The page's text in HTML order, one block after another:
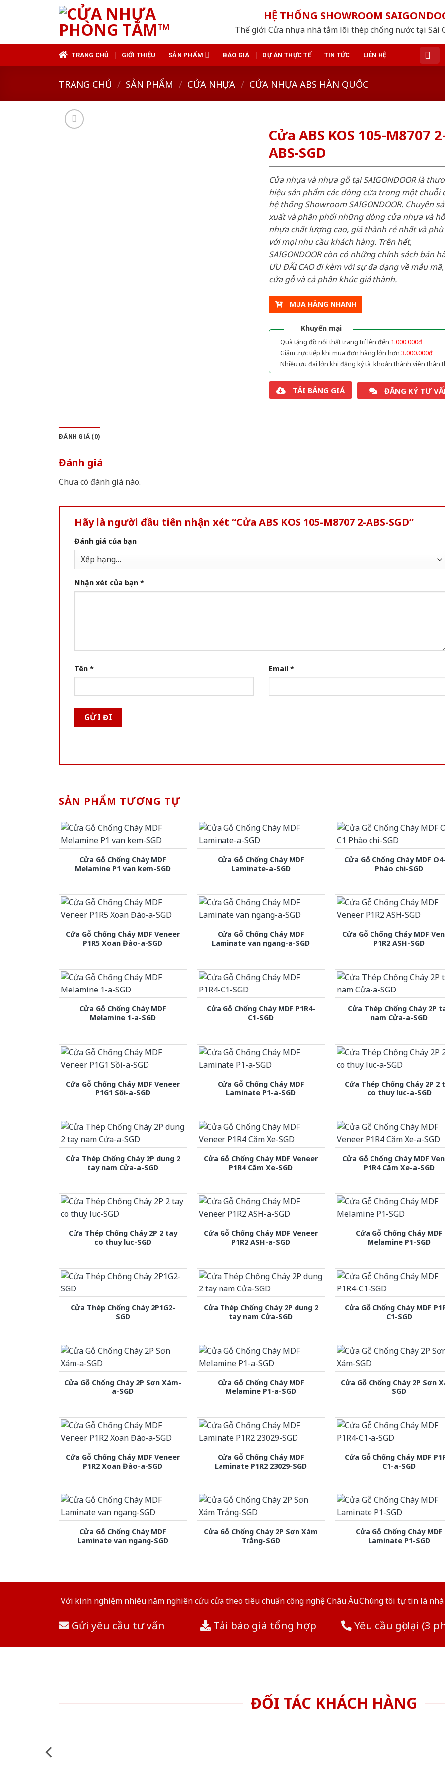
HỆ THỐNG SHOWROOM
Thế giới Cửa nhựa nhà tắm lõi thép chống nước tại Sài
TRANG CHỦ GIỚI THIỆU SẢN PHẨM BÁO GIÁ DỰ ÁN THỰC TẾ TIN TỨC LIÊN HỆ
TRANG CHỦ / SẢN PHẨM / CỬA NHỰA / CỬA NHỰA ABS HÀN QUỐC
Cửa ABS KOS 105-M8707
ABS-SGD
Cửa nhựa và nhựa gỗ tại SAIGONDOOR là
hiệu sản phẩm các dòng cửa trong một chuỗi
hệ thống Showroom SAIGONDOOR. Chuyên
xuất và phân phối những dòng cửa nhựa và
nhựa chất lượng cao, giá thành rẻ nhất và
với mọi nhu cầu khách hàng. Trên hết,
SAIGONDOOR còn có những chính sách bán
ƯU ĐÃI CAO đi kèm với sự đa dạng về mẫu
cửa gỗ và cả phân khúc giá thành.
MUA HÀNG NHANH
Khuyến mại
Quà tặng đồ nội thất trang trí lên đến 1.000.000đ
Giảm trực tiếp khi mua đơn hàng lớn hơn 3.000.000đ
Nhiều ưu đãi lớn khi đăng ký tài khoản thành viên thân
TẢI BẢNG GIÁ ĐĂNG KÝ TƯ
ĐÁNH GIÁ (0)
Đánh giá
Chưa có đánh giá nào.
Hãy là người đầu tiên nhận xét “Cửa ABS KOS 105-M8707 2-ABS-SGD”
Đánh giá của bạn
Nhận xét của bạn *
Tên * Email *
SẢN PHẨM TƯƠNG TỰ
Cửa Gỗ Chống Cháy MDF
Melamine P1 van kem-SGD
Cửa Gỗ Chống Cháy MDF
Laminate-a-SGD
Cửa Gỗ Chống Cháy MDF
Phào chi-SGD
Cửa Gỗ Chống Cháy MDF Veneer
P1R5 Xoan Đào-a-SGD
Cửa Gỗ Chống Cháy MDF
Laminate van ngang-a-SGD
Cửa Gỗ Chống Cháy MDF
P1R2 ASH-SGD
Cửa Gỗ Chống Cháy MDF
Melamine 1-a-SGD
Cửa Gỗ Chống Cháy MDF P1R4-
C1-SGD
Cửa Thép Chống Cháy 2P
nam Cửa-a-SGD
Cửa Gỗ Chống Cháy MDF Veneer
P1G1 Sồi-a-SGD
Cửa Gỗ Chống Cháy MDF
Laminate P1-a-SGD
Cửa Thép Chống Cháy 2P 2
co thuy luc-a-SGD
Cửa Thép Chống Cháy 2P dung 2
tay nam Cửa-a-SGD
Cửa Gỗ Chống Cháy MDF Veneer
P1R4 Căm Xe-SGD
Cửa Gỗ Chống Cháy MDF
P1R4 Căm Xe-a-SGD
Cửa Thép Chống Cháy 2P 2 tay
co thuy luc-SGD
Cửa Gỗ Chống Cháy MDF Veneer
P1R2 ASH-a-SGD
Cửa Gỗ Chống Cháy MDF
Melamine P1-SGD
Cửa Thép Chống Cháy 2P1G2-
SGD
Cửa Thép Chống Cháy 2P dung 2
tay nam Cửa-SGD
Cửa Gỗ Chống Cháy MDF
C1-SGD
Cửa Gỗ Chống Cháy 2P Sơn Xám-
a-SGD
Cửa Gỗ Chống Cháy MDF
Melamine P1-a-SGD
Cửa Gỗ Chống Cháy 2P Sơn
SGD
Cửa Gỗ Chống Cháy MDF Veneer
P1R2 Xoan Đào-a-SGD
Cửa Gỗ Chống Cháy MDF
Laminate P1R2 23029-SGD
Cửa Gỗ Chống Cháy MDF
C1-a-SGD
Cửa Gỗ Chống Cháy MDF
Laminate van ngang-SGD
Cửa Gỗ Chống Cháy 2P Sơn Xám
Trắng-SGD
Cửa Gỗ Chống Cháy MDF
Laminate P1-SGD
Với kinh nghiệm nhiêu năm nghiên cứu cửa theo tiêu chuẩn công nghệ Châu Âu.Chúng tôi tự tin là
Gửi yêu cầu tư vấn Tải báo giá tổng hợp Yêu cầu gọi lại (3
ĐỐI TÁC KHÁCH HÀNG